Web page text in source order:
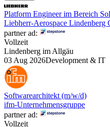
Platform Engineer im Bereich
Liebherr-Aerospace Lindenberg
partner ad:
Vollzeit
Lindenberg im Allgäu
03 Aug 2026Development & IT
Softwarearchitekt (m/w/d)
ifm-Unternehmensgruppe
partner ad:
Vollzeit